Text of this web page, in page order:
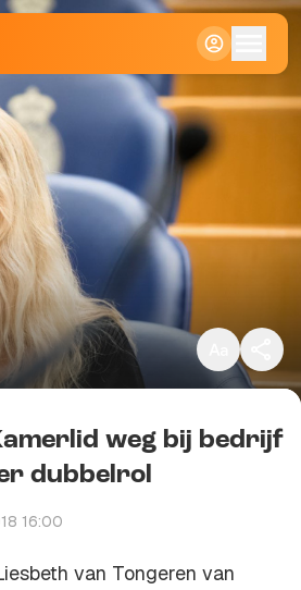
Klein
Standaard
Groot
Kopieer link
weg bij bedrijf
dubbelrol
16:00
van Tongeren van